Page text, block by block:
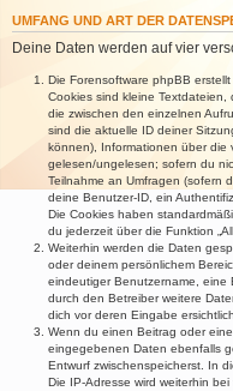
UMFANG UND ART DER
Deine Daten werden auf vier
Die Forensoftware phpBB
Cookies sind kleine
die zwischen den einzelnen
sind die aktuelle ID deiner
können), Informationen über die
gelesen/ungelesen; sofern du
Teilnahme an Umfragen (sofern
deine Benutzer-ID, ein
Die Cookies haben
du jederzeit über die Funktion
Weiterhin werden die Daten
oder deinem persönlichem
eindeutiger Benutzername, eine
durch den Betreiber weitere
dich vor deren Eingabe
Wenn du einen Beitrag oder
eingegebenen Daten ebenfalls
Entwurf zwischenspeicherst. In
Die IP-Adresse wird weiterhin